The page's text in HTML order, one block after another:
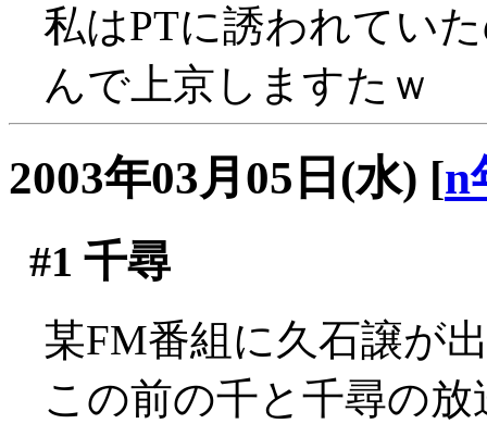
私はPTに誘われてい
んで上京しますたｗ
2003年03月05日(水) [n
#1 千尋
某FM番組に久石譲が
この前の千と千尋の